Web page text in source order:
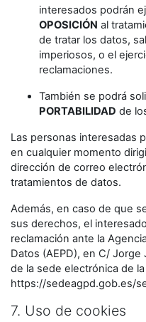
interesados podrán
OPOSICIÓN al
de tratar los datos,
imperiosos, o el
reclamaciones.
También se podrá
PORTABILIDAD de
Las personas interesadas
en cualquier momento
dirección de correo
tratamientos de datos.
Además, en caso de que
sus derechos, el
reclamación ante la
Datos (AEPD), en C/
de la sede electrónica de la
https://sedeagpd.gob.es/
7. Uso de cookies